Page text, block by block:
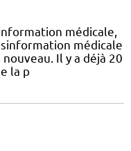
médicale,
médicale
Il y a déjà 20
la p